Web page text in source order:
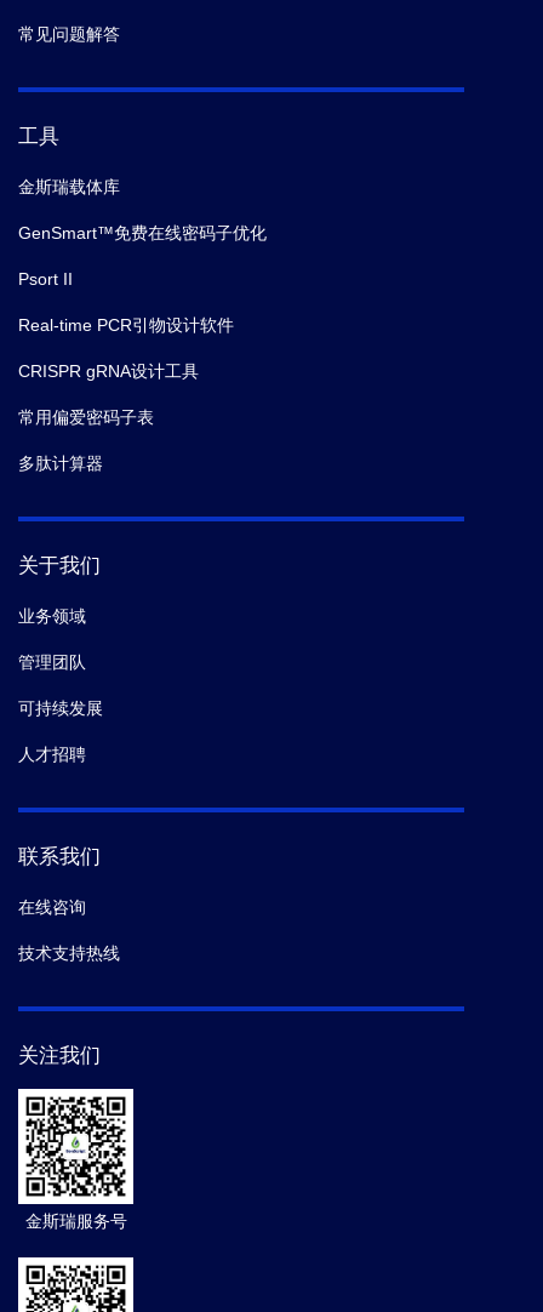
常见问题解答
工具
金斯瑞载体库
GenSmart™免费在线密码子优化
Psort II
Real-time PCR引物设计软件
CRISPR gRNA设计工具
常用偏爱密码子表
多肽计算器
关于我们
业务领域
管理团队
可持续发展
人才招聘
联系我们
在线咨询
技术支持热线
关注我们
金斯瑞服务号